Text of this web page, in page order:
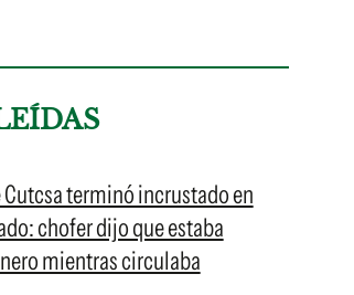
terminó incrustado en
chofer dijo que estaba
mientras circulaba